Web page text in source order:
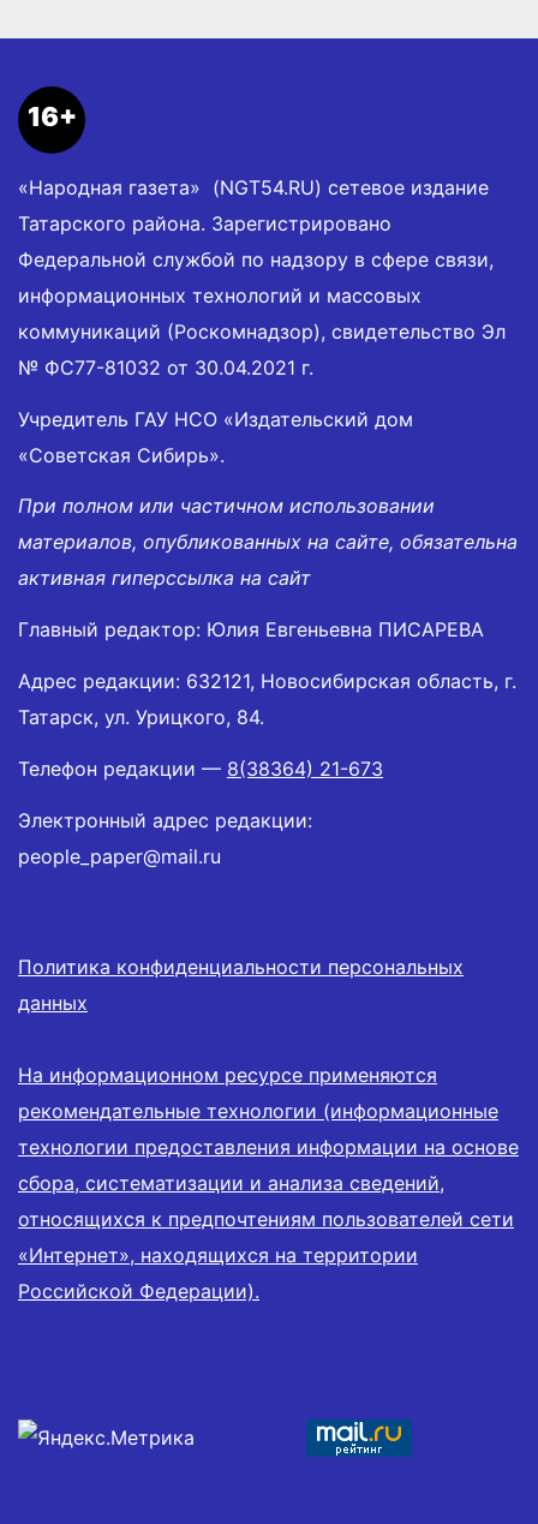
16+
«Народная газета» (NGT54.RU) сетевое издание
Татарского района. Зарегистрировано
Федеральной службой по надзору в сфере связи,
информационных технологий и массовых
коммуникаций (Роскомнадзор), свидетельство Эл
№ ФС77-81032 от 30.04.2021 г.
Учредитель ГАУ НСО «Издательский дом
«Советская Сибирь».
При полном или частичном использовании
материалов, опубликованных на сайте, обязательна
активная гиперссылка на сайт
Главный редактор: Юлия Евгеньевна ПИСАРЕВА
Адрес редакции: 632121, Новосибирская область, г.
Татарск, ул. Урицкого, 84.
Телефон редакции — 8(38364) 21-673
Электронный адрес редакции:
people_paper@mail.ru
Политика конфиденциальности персональных
данных
На информационном ресурсе применяются
рекомендательные технологии (информационные
технологии предоставления информации на основе
сбора, систематизации и анализа сведений,
относящихся к предпочтениям пользователей сети
«Интернет», находящихся на территории
Российской Федерации).